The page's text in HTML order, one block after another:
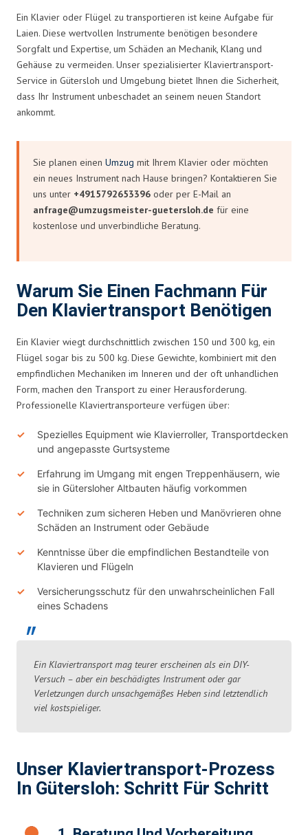
Ein Klavier oder Flügel zu transportieren ist keine Aufgabe für
Laien. Diese wertvollen Instrumente benötigen besondere
Sorgfalt und Expertise, um Schäden an Mechanik, Klang und
Gehäuse zu vermeiden. Unser spezialisierter Klaviertransport-
Service in Gütersloh und Umgebung bietet Ihnen die Sicherheit,
dass Ihr Instrument unbeschadet an seinem neuen Standort
ankommt.
Sie planen einen Umzug mit Ihrem Klavier oder möchten
ein neues Instrument nach Hause bringen? Kontaktieren Sie
uns unter +4915792653396 oder per E-Mail an
anfrage@umzugsmeister-guetersloh.de für eine
kostenlose und unverbindliche Beratung.
Warum Sie Einen Fachmann Für
Den Klaviertransport Benötigen
Ein Klavier wiegt durchschnittlich zwischen 150 und 300 kg, ein
Flügel sogar bis zu 500 kg. Diese Gewichte, kombiniert mit den
empfindlichen Mechaniken im Inneren und der oft unhandlichen
Form, machen den Transport zu einer Herausforderung.
Professionelle Klaviertransporteure verfügen über:
Spezielles Equipment wie Klavierroller, Transportdecken
und angepasste Gurtsysteme
Erfahrung im Umgang mit engen Treppenhäusern, wie
sie in Gütersloher Altbauten häufig vorkommen
Techniken zum sicheren Heben und Manövrieren ohne
Schäden an Instrument oder Gebäude
Kenntnisse über die empfindlichen Bestandteile von
Klavieren und Flügeln
Versicherungsschutz für den unwahrscheinlichen Fall
eines Schadens
Ein Klaviertransport mag teurer erscheinen als ein DIY-
Versuch – aber ein beschädigtes Instrument oder gar
Verletzungen durch unsachgemäßes Heben sind letztendlich
viel kostspieliger.
Unser Klaviertransport-Prozess
In Gütersloh: Schritt Für Schritt